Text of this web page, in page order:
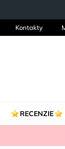
Kontakty
RECENZIE